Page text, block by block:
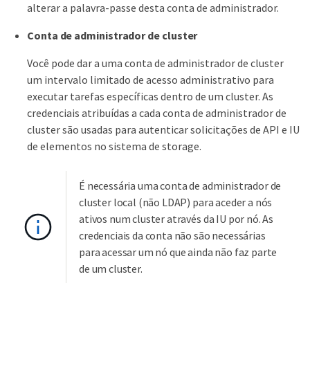
alterar a palavra-passe desta conta de administrador.
Conta de administrador de cluster
Você pode dar a uma conta de administrador de cluster
um intervalo limitado de acesso administrativo para
executar tarefas específicas dentro de um cluster. As
credenciais atribuídas a cada conta de administrador de
cluster são usadas para autenticar solicitações de API e IU
de elementos no sistema de storage.
É necessária uma conta de administrador de
cluster local (não LDAP) para aceder a nós
ativos num cluster através da IU por nó. As
credenciais da conta não são necessárias
para acessar um nó que ainda não faz parte
de um cluster.